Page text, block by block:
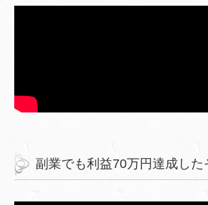
副業でも利益70万円達成した